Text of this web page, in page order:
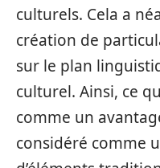
culturels. Cela a
création de
sur le plan
culturel. Ainsi, ce
comme un
considéré comme